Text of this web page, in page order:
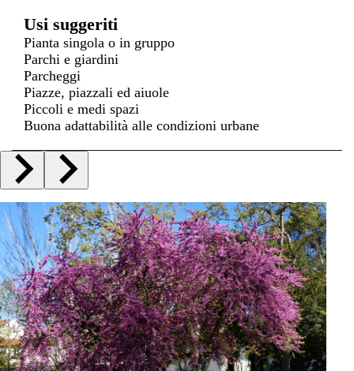
Usi suggeriti
Pianta singola o in gruppo
Parchi e giardini
Parcheggi
Piazze, piazzali ed aiuole
Piccoli e medi spazi
Buona adattabilità alle condizioni urbane